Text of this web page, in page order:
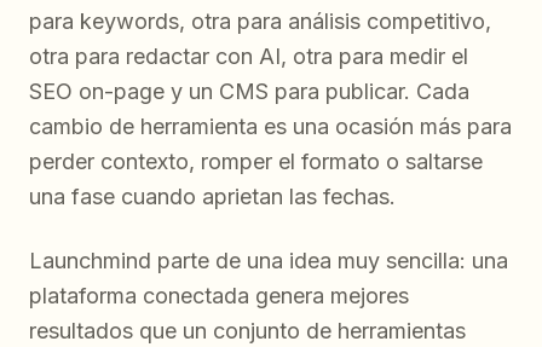
para keywords, otra para análisis competitivo,
otra para redactar con AI, otra para medir el
SEO on-page y un CMS para publicar. Cada
cambio de herramienta es una ocasión más para
perder contexto, romper el formato o saltarse
una fase cuando aprietan las fechas.
Launchmind parte de una idea muy sencilla: una
plataforma conectada genera mejores
resultados que un conjunto de herramientas